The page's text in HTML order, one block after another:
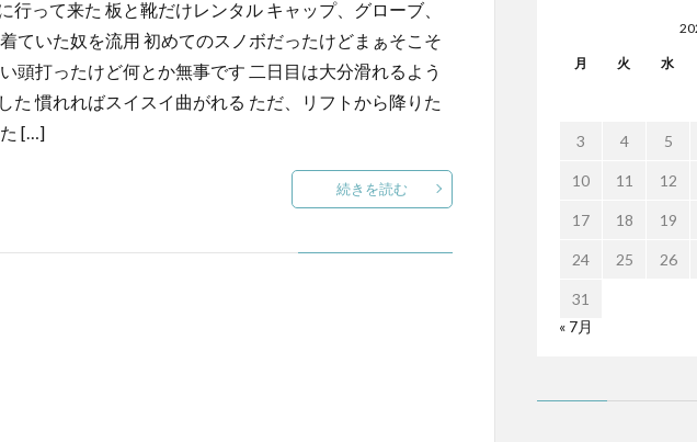
って来た 板と靴だけレンタル キャップ、グローブ、
ていた奴を流用 初めてのスノボだったけどまぁそこそ
頭打ったけど何とか無事です 二日目は大分滑れるよう
た 慣れればスイスイ曲がれる ただ、リフトから降りた
[…]
続きを読む
月 火 水
3 4 5
10 11 12
17 18 19
24 25 26
31
« 7月